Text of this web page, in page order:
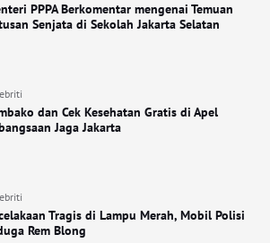
PPPA Berkomentar mengenai Temuan
Senjata di Sekolah Jakarta Selatan
dan Cek Kesehatan Gratis di Apel
Jaga Jakarta
Tragis di Lampu Merah, Mobil Polisi
Rem Blong